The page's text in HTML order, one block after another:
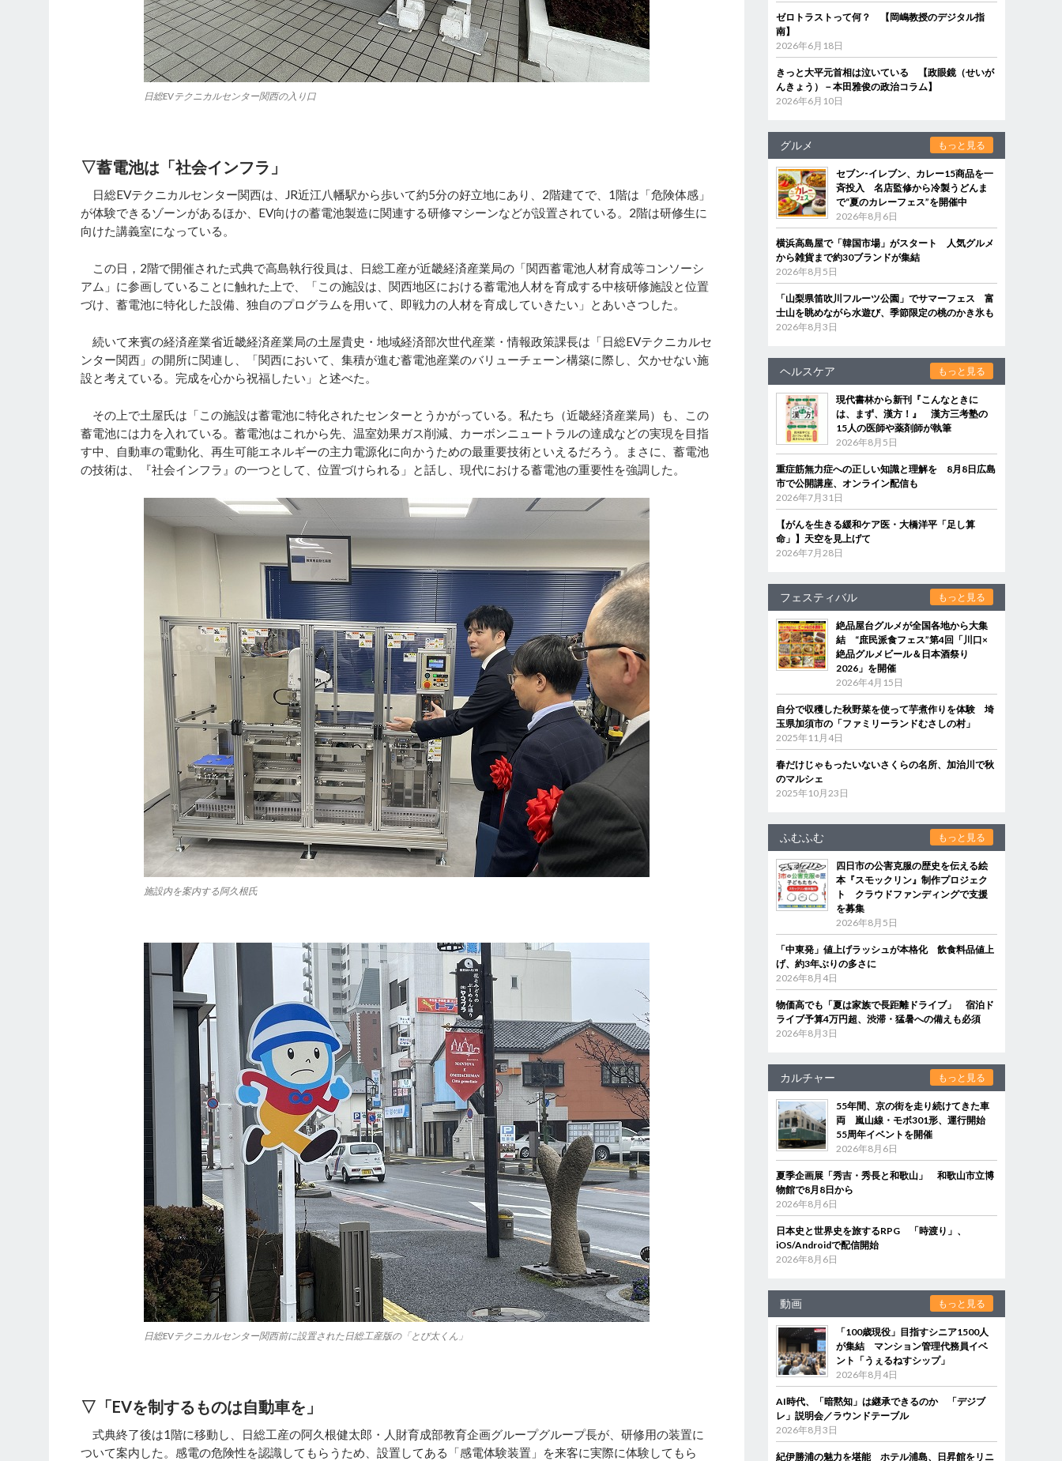
日総EVテクニカルセンター関西の入り口
▽蓄電池は「社会インフラ」
日総EVテクニカルセンター関西は、JR近江八幡駅から歩いて約5分の好立地にあり、2階建てで、1階は「危険体感」
が体験できるゾーンがあるほか、EV向けの蓄電池製造に関連する研修マシーンなどが設置されている。2階は研修生に
向けた講義室になっている。
この日，2階で開催された式典で高島執行役員は、日総工産が近畿経済産業局の「関西蓄電池人材育成等コンソーシ
アム」に参画していることに触れた上で、「この施設は、関西地区における蓄電池人材を育成する中核研修施設と位置
づけ、蓄電池に特化した設備、独自のプログラムを用いて、即戦力の人材を育成していきたい」とあいさつした。
続いて来賓の経済産業省近畿経済産業局の土屋貴史・地域経済部次世代産業・情報政策課長は「日総EVテクニカルセ
ンター関西」の開所に関連し、「関西において、集積が進む蓄電池産業のバリューチェーン構築に際し、欠かせない施
設と考えている。完成を心から祝福したい」と述べた。
その上で土屋氏は「この施設は蓄電池に特化されたセンターとうかがっている。私たち（近畿経済産業局）も、この
蓄電池には力を入れている。蓄電池はこれから先、温室効果ガス削減、カーボンニュートラルの達成などの実現を目指
す中、自動車の電動化、再生可能エネルギーの主力電源化に向かうための最重要技術といえるだろう。まさに、蓄電池
の技術は、『社会インフラ』の一つとして、位置づけられる」と話し、現代における蓄電池の重要性を強調した。
施設内を案内する阿久根氏
日総EVテクニカルセンター関西前に設置された日総工産版の「とび太くん」
▽ 「EVを制するものは自動車を」
式典終了後は1階に移動し、日総工産の阿久根健太郎・人財育成部教育企画グループグループ長が、研修用の装置に
ついて案内した。感電の危険性を認識してもらうため、設置してある「感電体験装置」を来客に実際に体験してもら
ゼロトラストって何？ 【岡嶋教授のデジタル指
南】
2026年6月18日
きっと大平元首相は泣いている 【政眼鏡（せいが
んきょう）－本田雅俊の政治コラム】
2026年6月10日
グルメ もっと見る
セブン‐イレブン、カレー15商品を一
斉投入 名店監修から冷製うどんま
で“夏のカレーフェス”を開催中
2026年8月6日
横浜高島屋で「韓国市場」がスタート 人気グルメ
から雑貨まで約30ブランドが集結
2026年8月5日
「山梨県笛吹川フルーツ公園」でサマーフェス 富
士山を眺めながら水遊び、季節限定の桃のかき氷も
2026年8月3日
ヘルスケア もっと見る
現代書林から新刊『こんなときに
は、まず、漢方！』 漢方三考塾の
15人の医師や薬剤師が執筆
2026年8月5日
重症筋無力症への正しい知識と理解を 8月8日広島
市で公開講座、オンライン配信も
2026年7月31日
【がんを生きる緩和ケア医・大橋洋平「足し算
命」】天空を見上げて
2026年7月28日
フェスティバル もっと見る
絶品屋台グルメが全国各地から大集
結 “庶民派食フェス”第4回「川口×
絶品グルメビール＆日本酒祭り
2026」を開催
2026年4月15日
自分で収穫した秋野菜を使って芋煮作りを体験 埼
玉県加須市の「ファミリーランドむさしの村」
2025年11月4日
春だけじゃもったいないさくらの名所、加治川で秋
のマルシェ
2025年10月23日
ふむふむ もっと見る
四日市の公害克服の歴史を伝える絵
本『スモックリン』制作プロジェク
ト クラウドファンディングで支援
を募集
2026年8月5日
「中東発」値上げラッシュが本格化 飲食料品値上
げ、約3年ぶりの多さに
2026年8月4日
物価高でも「夏は家族で長距離ドライブ」 宿泊ド
ライブ予算4万円超、渋滞・猛暑への備えも必須
2026年8月3日
カルチャー もっと見る
55年間、京の街を走り続けてきた車
両 嵐山線・モボ301形、運行開始
55周年イベントを開催
2026年8月6日
夏季企画展「秀吉・秀長と和歌山」 和歌山市立博
物館で8月8日から
2026年8月6日
日本史と世界史を旅するRPG 「時渡り」、
iOS/Androidで配信開始
2026年8月6日
動画 もっと見る
「100歳現役」目指すシニア1500人
が集結 マンション管理代務員イベ
ント「うぇるねすシップ」
2026年8月4日
AI時代、「暗黙知」は継承できるのか 「デジブ
レ」説明会／ラウンドテーブル
2026年8月3日
紀伊勝浦の魅力を堪能 ホテル浦島、日昇館をリニ